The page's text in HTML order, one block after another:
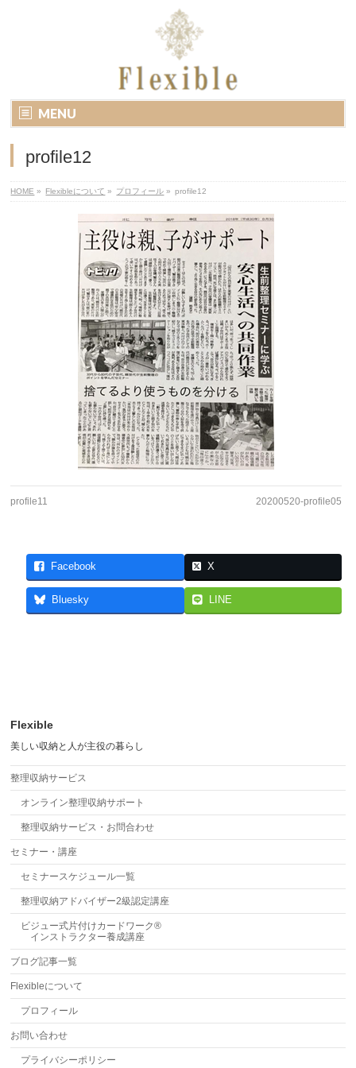
MENU
profile12
HOME » Flexibleについて » プロフィール » profile12
profile11 20200520-profile05
Facebook X
Bluesky LINE
Flexible
美しい収納と人が主役の暮らし
整理収納サービス
オンライン整理収納サポート
整理収納サービス・お問合わせ
セミナー・講座
セミナースケジュール一覧
整理収納アドバイザー2級認定講座
ビジュー式片付けカードワーク®
インストラクター養成講座
ブログ記事一覧
Flexibleについて
プロフィール
お問い合わせ
プライバシーポリシー